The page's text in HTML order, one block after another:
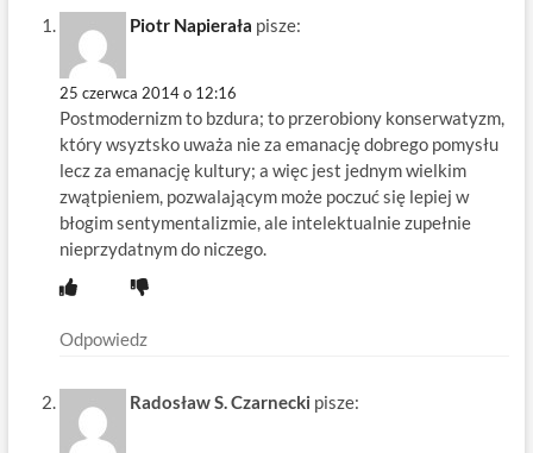
Piotr Napierała pisze:
25 czerwca 2014 o 12:16
Postmodernizm to bzdura; to przerobiony konserwatyzm,
który wsyztsko uważa nie za emanację dobrego pomysłu
lecz za emanację kultury; a więc jest jednym wielkim
zwątpieniem, pozwalającym może poczuć się lepiej w
błogim sentymentalizmie, ale intelektualnie zupełnie
nieprzydatnym do niczego.
Odpowiedz
Radosław S. Czarnecki pisze: